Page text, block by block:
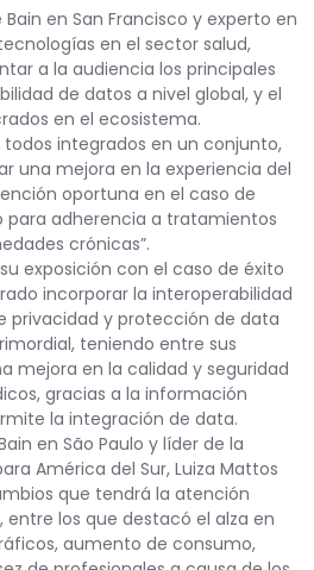
en San Francisco y experto en
en el sector salud,
a la audiencia los principales
de datos a nivel global, y el
en el ecosistema.
integrados en un conjunto,
una mejora en la experiencia del
oportuna en el caso de
para adherencia a tratamientos
crónicas”.
exposición con el caso de éxito
incorporar la interoperabilidad
privacidad y protección de data
teniendo entre sus
mejora en la calidad y seguridad
gracias a la información
la integración de data.
en São Paulo y líder de la
América del Sur, Luiza Mattos
que tendrá la atención
entre los que destacó el alza en
aumento de consumo,